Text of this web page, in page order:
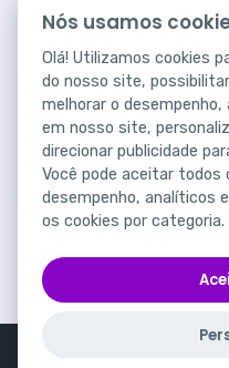
Quais as
botão
Nós usamos
Olá! Utilizamos cookies
do nosso site,
melhorar o
em nosso site,
direcionar publicidade
Você pode aceitar todos
desempenho, analíticos
os cookies por categoria.